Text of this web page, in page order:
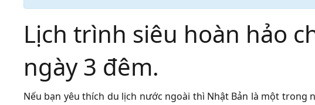
Lịch trình siêu hoàn hảo
ngày 3 đêm.
Nếu bạn yêu thích du lịch nước ngoài thì Nhật Bản là một